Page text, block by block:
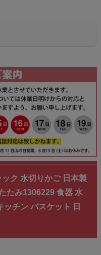
ク 水切りかご 日本製
たみ1306229 食器 水
チン バスケット 日